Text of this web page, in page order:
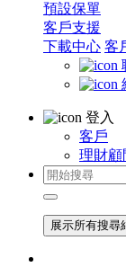
預設保單
客戶支援
下載中心 客
登入
客戶
理財顧
展示所有搜尋